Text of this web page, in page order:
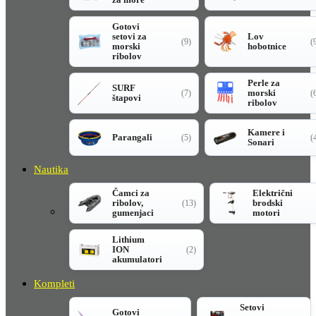
Gotovi
setovi za
morski
ribolov
(9)
Lov
hobotnice
SURF
štapovi
(7)
Perle za
morski
ribolov
Parangali (5)
Kamere i
Sonari
Nautika
Čamci za
ribolov,
gumenjaci
(13)
Električni
brodski
motori
Lithium
ION
akumulatori
(2)
Kompleti
Gotovi
Setovi